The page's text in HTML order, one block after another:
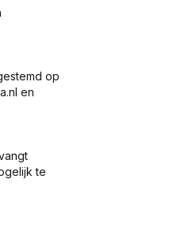
0
op
en
te